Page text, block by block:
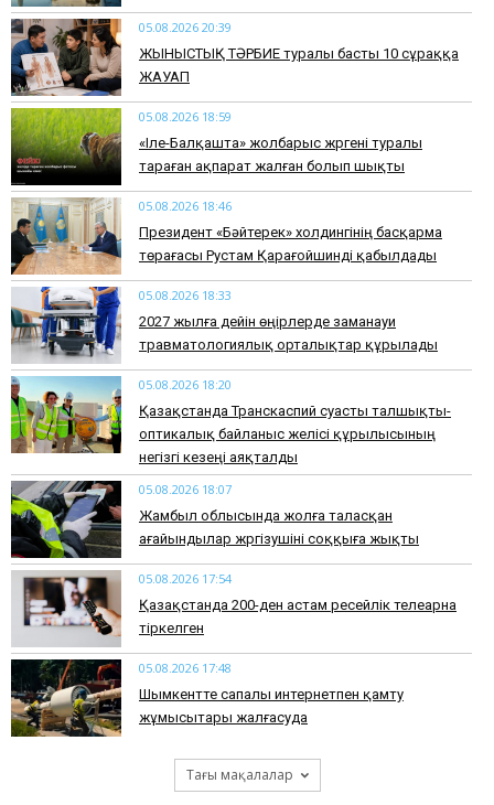
05.08.2026 20:39
ЖЫНЫСТЫҚ ТӘРБИЕ туралы басты 10 сұраққа
ЖАУАП
05.08.2026 18:59
«Іле-Балқашта» жолбарыс жүргені туралы
тараған ақпарат жалған болып шықты
05.08.2026 18:46
Президент «Бәйтерек» холдингінің басқарма
төрағасы Рустам Қарағойшинді қабылдады
05.08.2026 18:33
2027 жылға дейін өңірлерде заманауи
травматологиялық орталықтар құрылады
05.08.2026 18:20
Қазақстанда Транскаспий суасты талшықты-
оптикалық байланыс желісі құрылысының
негізгі кезеңі аяқталды
05.08.2026 18:07
Жамбыл облысында жолға таласқан
ағайындылар жүргізушіні соққыға жықты
05.08.2026 17:54
Қазақстанда 200-ден астам ресейлік телеарна
тіркелген
05.08.2026 17:48
Шымкентте сапалы интернетпен қамту
жұмысытары жалғасуда
Тағы мақалалар